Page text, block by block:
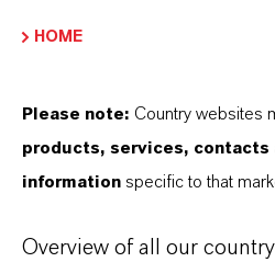
Kunden. Unsere Kunden
und einem tiefen
finden Sie gleich elf
LANXESS der richtige
HOME
Please note: Country websites
products, services, contacts
information specific to that
Overview of all our